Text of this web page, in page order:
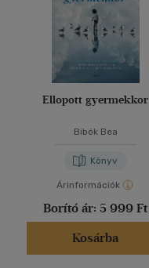
Ellopott gyermekkor
Bibók Bea
Könyv
Árinformációk
Borító ár: 5 999 Ft
Kosárba